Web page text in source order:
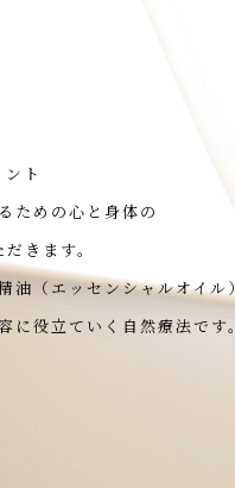
ト
ための心と身体の
きます。
油（エッセンシャルオイル）
に役立ていく自然療法です。